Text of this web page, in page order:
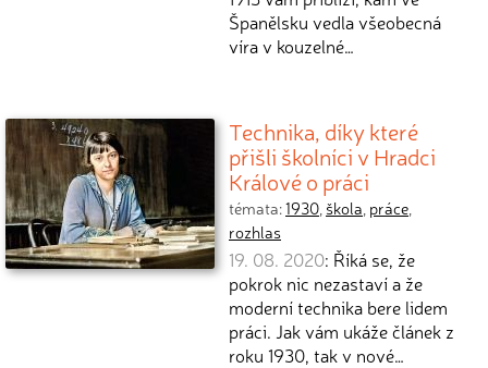
Španělsku vedla všeobecná
víra v kouzelné…
Technika, díky které
přišli školníci v Hradci
Králové o práci
témata:1930, škola, práce,
rozhlas
19. 08. 2020: Říká se, že
pokrok nic nezastaví a že
moderní technika bere lidem
práci. Jak vám ukáže článek z
roku 1930, tak v nové…